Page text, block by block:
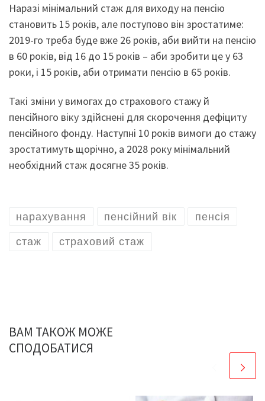
Наразі мінімальний стаж для виходу на пенсію
становить 15 років, але поступово він зростатиме:
2019-го треба буде вже 26 років, аби вийти на пенсію
в 60 років, від 16 до 15 років – аби зробити це у 63
роки, і 15 років, аби отримати пенсію в 65 років.
Такі зміни у вимогах до страхового стажу й
пенсійного віку здійснені для скорочення дефіциту
пенсійного фонду. Наступні 10 років вимоги до стажу
зростатимуть щорічно, а 2028 року мінімальний
необхідний стаж досягне 35 років.
нарахування пенсійний вік пенсія
стаж страховий стаж
ВАМ ТАКОЖ МОЖЕ
СПОДОБАТИСЯ